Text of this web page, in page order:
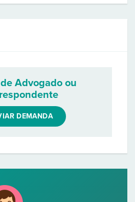
Advogado ou
DEMANDA